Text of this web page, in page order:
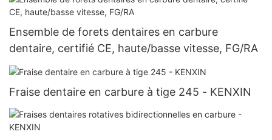
Ensemble de forets dentaires en carbure
dentaire, certifié CE, haute/basse vitesse, FG/RA
Fraise dentaire en carbure à tige 245 - KENXIN